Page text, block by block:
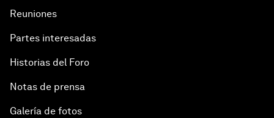
Reuniones
Partes interesadas
Historias del Foro
Notas de prensa
Galería de fotos